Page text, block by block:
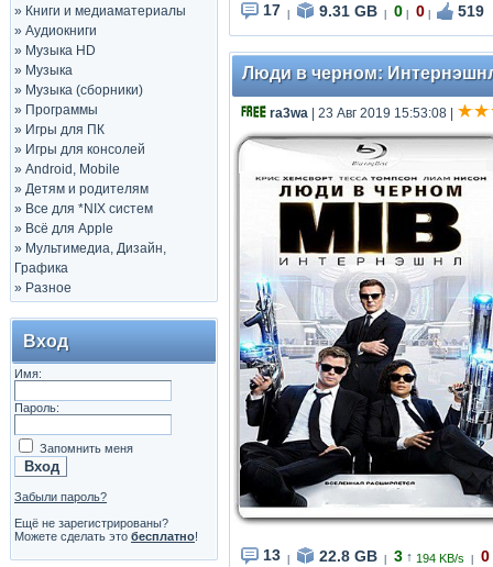
» Книги и медиаматериалы
» Аудиокниги
» Музыка HD
» Музыка
» Музыка (сборники)
» Программы
» Игры для ПК
» Игры для консолей
» Android, Mobile
» Детям и родителям
» Все для *NIX систем
» Всё для Apple
» Мультимедиа, Дизайн,
Графика
» Разное
Вход
Имя:
Пароль:
Запомнить меня
Забыли пароль?
Ещё не зарегистрированы?
Можете сделать это бесплатно!
17 9.31 GB 0 0 519
Люди в черном: Интернэшнл
ra3wa | 23 Авг 2019 15:53:08
13 22.8 GB 3 ↑ 194 KB/s 0